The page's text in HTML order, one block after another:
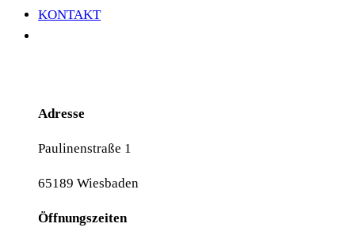
KONTAKT
Adresse
Paulinenstraße 1
65189 Wiesbaden
Öffnungszeiten